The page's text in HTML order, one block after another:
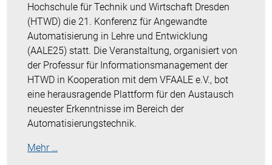
Hochschule für Technik und Wirtschaft Dresden
(HTWD) die 21. Konferenz für Angewandte
Automatisierung in Lehre und Entwicklung
(AALE25) statt. Die Veranstaltung, organisiert von
der Professur für Informationsmanagement der
HTWD in Kooperation mit dem VFAALE e.V., bot
eine herausragende Plattform für den Austausch
neuester Erkenntnisse im Bereich der
Automatisierungstechnik.
Mehr …